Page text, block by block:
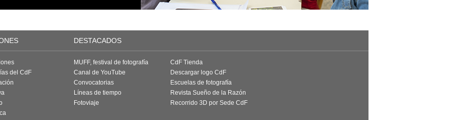
DESTACADOS
del CdF
MUFF, festival de fotografía
Canal de YouTube
Convocatorias
Líneas de tiempo
Fotoviaje
CdF Tienda
Descargar logo CdF
Escuelas de fotografía
Revista Sueño de la Razón
Recorrido 3D por Sede CdF